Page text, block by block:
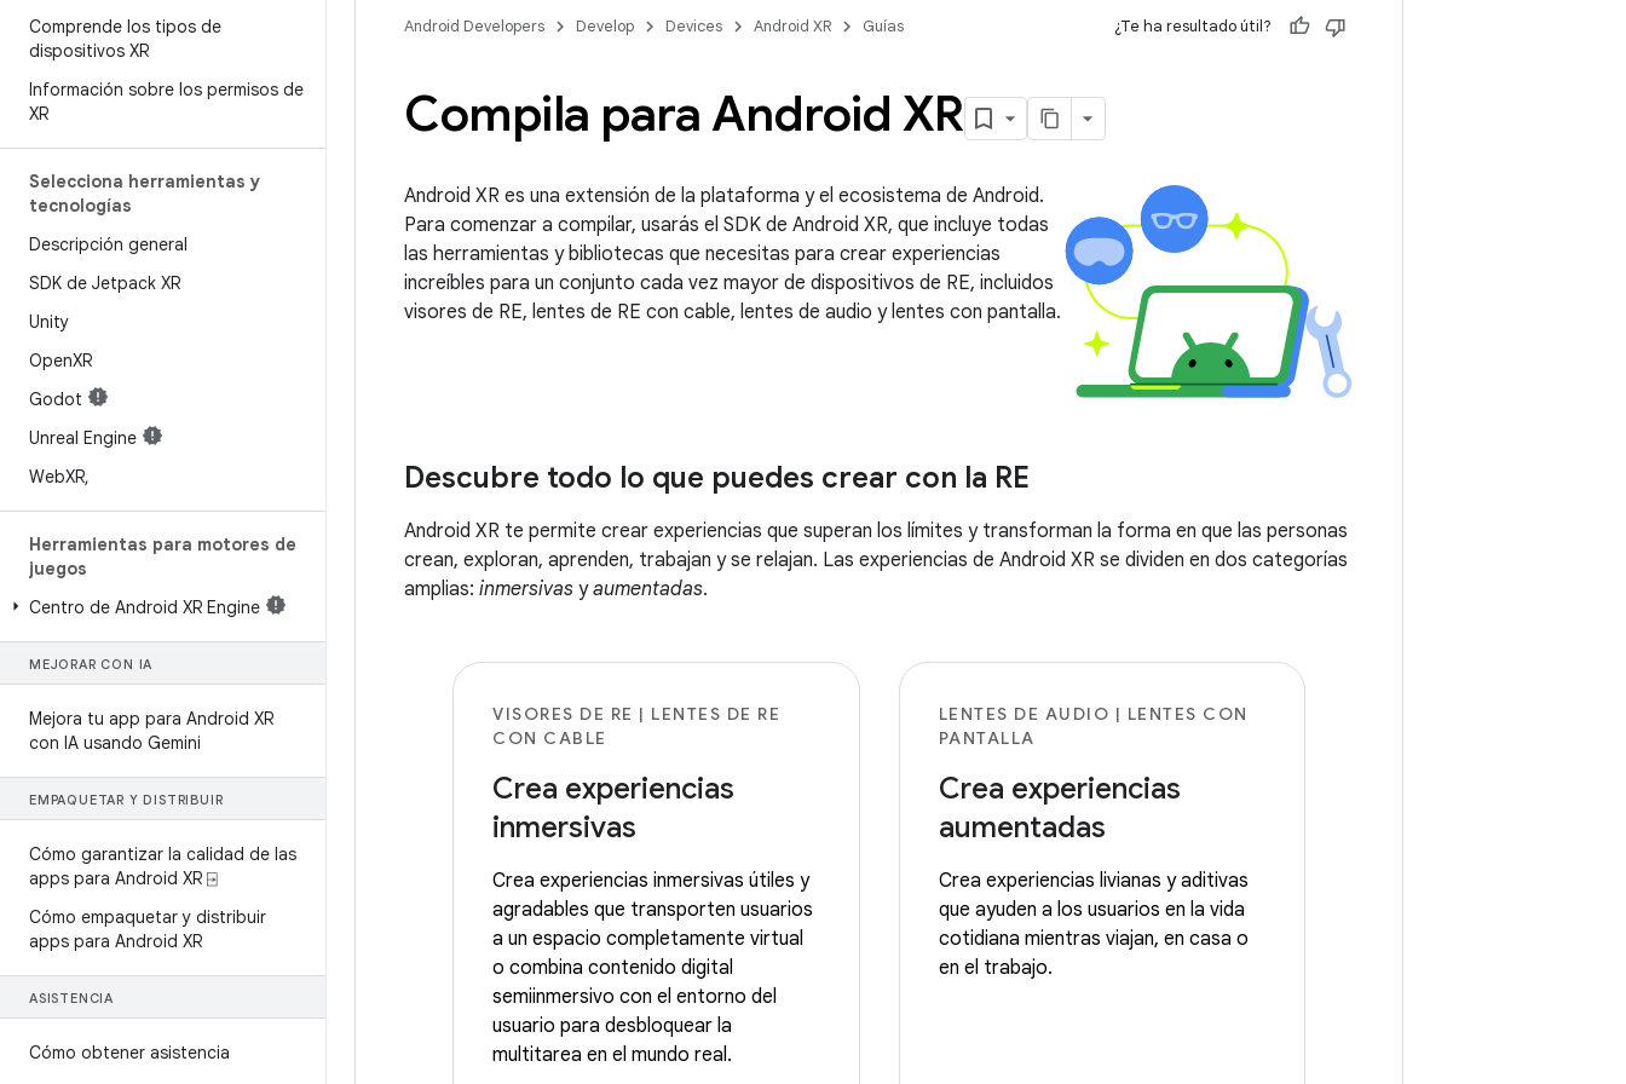
Comprende los tipos de
dispositivos XR
Información sobre los permisos de
XR
Selecciona herramientas y
tecnologías
Descripción general
SDK de Jetpack XR
Unity
OpenXR
Godot
Unreal Engine
WebXR,
Herramientas para motores de
juegos
Centro de Android XR Engine
MEJORAR CON IA
Mejora tu app para Android XR
con IA usando Gemini
EMPAQUETAR Y DISTRIBUIR
Cómo garantizar la calidad de las
apps para Android XR ⍈
Cómo empaquetar y distribuir
apps para Android XR
ASISTENCIA
Cómo obtener asistencia
Android Developers Develop Devices Android XR Guías ¿Te ha resultado útil?
Compila para Android XR
Android XR es una extensión de la plataforma y el ecosistema de Android.
Para comenzar a compilar, usarás el SDK de Android XR, que incluye todas
las herramientas y bibliotecas que necesitas para crear experiencias
increíbles para un conjunto cada vez mayor de dispositivos de RE, incluidos
visores de RE, lentes de RE con cable, lentes de audio y lentes con pantalla.
Descubre todo lo que puedes crear con la RE
Android XR te permite crear experiencias que superan los límites y transforman la forma en que las personas
crean, exploran, aprenden, trabajan y se relajan. Las experiencias de Android XR se dividen en dos categorías
amplias: inmersivas yaumentadas.
VISORES DE RE | LENTES DE RE
CON CABLE
Crea experiencias
inmersivas
Crea experiencias inmersivas útiles y
agradables que transporten usuarios
a un espacio completamente virtual
o combina contenido digital
semiinmersivo con el entorno del
usuario para desbloquear la
multitarea en el mundo real.
LENTES DE AUDIO | LENTES CON
PANTALLA
Crea experiencias
aumentadas
Crea experiencias livianas y aditivas
que ayuden a los usuarios en la vida
cotidiana mientras viajan, en casa o
en el trabajo.